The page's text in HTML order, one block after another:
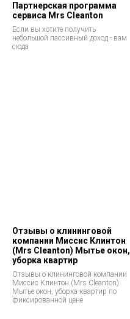
Партнерская программа
сервиса Mrs Cleanton
Если вы хотите получить
небольшой пассивный доход - вам
сюда
Отзывы о клининговой
компании Миссис Клинтон
(Mrs Cleanton) Мытье окон,
уборка квартир
Отзывы о клининговой компании
Миссис Клинтон (Mrs Cleanton)
Мытье окон, уборка квартир по
фиксированной цене